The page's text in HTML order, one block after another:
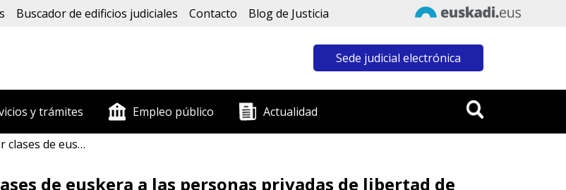
Buscador de edificios judiciales Contacto Blog de Justicia
Sede judicial electrónica
y trámites Empleo público Actualidad
los tres centros penitenciarios vascos
de euskera a las personas privadas de libertad de